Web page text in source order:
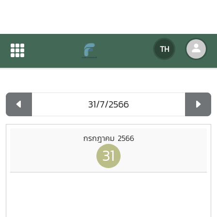
TH
ปฏิทินกิจกรรมของหน่วยงาน
ปฏิทินกิจกรรมของหน่วยงาน
กรกฎาคม 2566
31